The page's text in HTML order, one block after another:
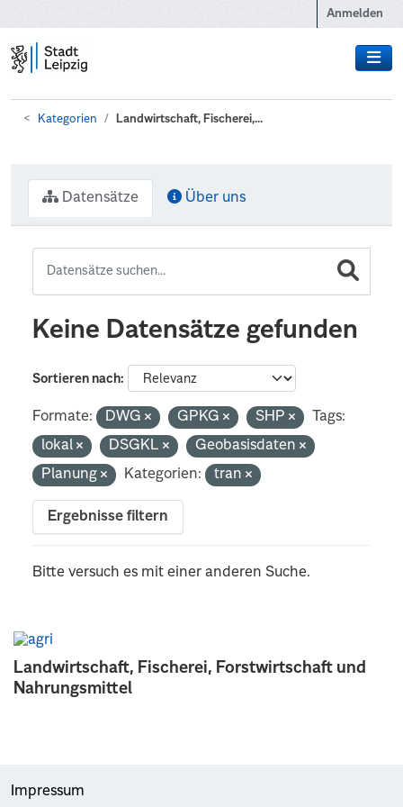
Anmelden
Kategorien Landwirtschaft, Fischerei,...
Landwirtschaft, Fischerei, Forstwirtschaft und
Nahrungsmittel
Datensätze Über uns
Keine Datensätze gefunden
Sortieren nach
Formate: DWG GPKG SHP
Tags:
lokal
DSGKL
Geobasisdaten
Planung
Kategorien: tran
Ergebnisse filtern
Bitte versuch es mit einer anderen Suche.
Impressum